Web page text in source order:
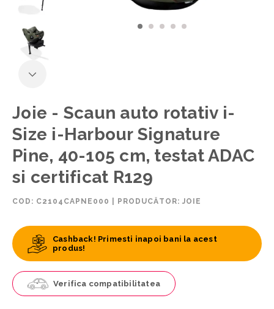
Joie - Scaun auto rotativ i-
Size i-Harbour Signature
Pine, 40-105 cm, testat ADAC
si certificat R129
COD: C2104CAPNE000 PRODUCĂTOR: JOIE
Cashback! Primesti inapoi bani la acest
produs!
Verifica compatibilitatea